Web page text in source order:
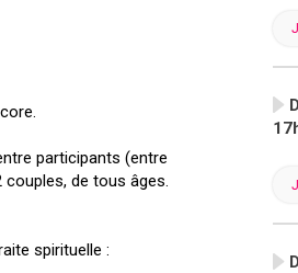
participants (entre
de tous âges.
spirituelle :